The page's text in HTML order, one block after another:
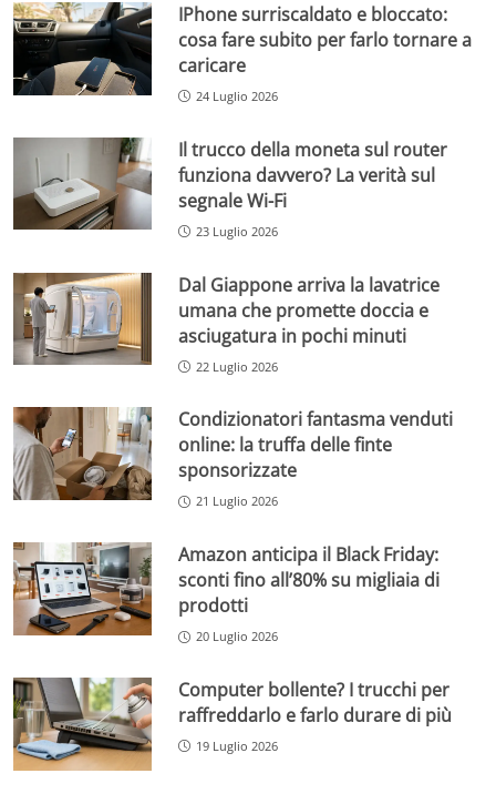
IPhone surriscaldato e bloccato:
cosa fare subito per farlo tornare a
caricare
24 Luglio 2026
Il trucco della moneta sul router
funziona davvero? La verità sul
segnale Wi-Fi
23 Luglio 2026
Dal Giappone arriva la lavatrice
umana che promette doccia e
asciugatura in pochi minuti
22 Luglio 2026
Condizionatori fantasma venduti
online: la truffa delle finte
sponsorizzate
21 Luglio 2026
Amazon anticipa il Black Friday:
sconti fino all’80% su migliaia di
prodotti
20 Luglio 2026
Computer bollente? I trucchi per
raffreddarlo e farlo durare di più
19 Luglio 2026